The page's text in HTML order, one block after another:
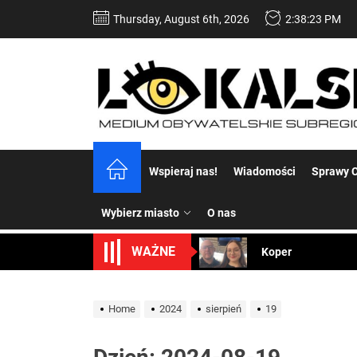
Thursday, August 6th, 2026 2:38:23 PM
Wspieraj nas! Wiadomości Sprawy
Wybierz miasto O nas
WAŻNE
Koper
Uwaga Dębieńsko
Ilu mieszkańców
Home 2024 sierpień 19